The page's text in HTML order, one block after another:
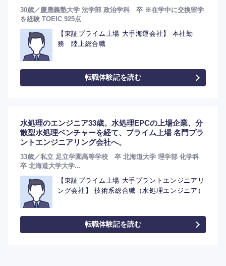
30歳／慶應義塾大学 法学部 政治学科 卒 ※在学中に交換留学
を経験 TOEIC 925点
【東証プライム上場 大手海運会社】 本社勤
務 陸上総合職
転職体験記を読む
水処理のエンジニア33歳。水処理EPCの上場企業、分
散型水処理ベンチャーを経て、プライム上場 名門プラ
ントエンジニアリング会社へ。
33歳／私立 足立学園高等学校 卒 北海道大学 理学部 化学科
卒 北海道大学大学...
【東証プライム上場 大手プラントエンジニアリ
ング会社】 技術系総合職（水処理エンジニア）
転職体験記を読む